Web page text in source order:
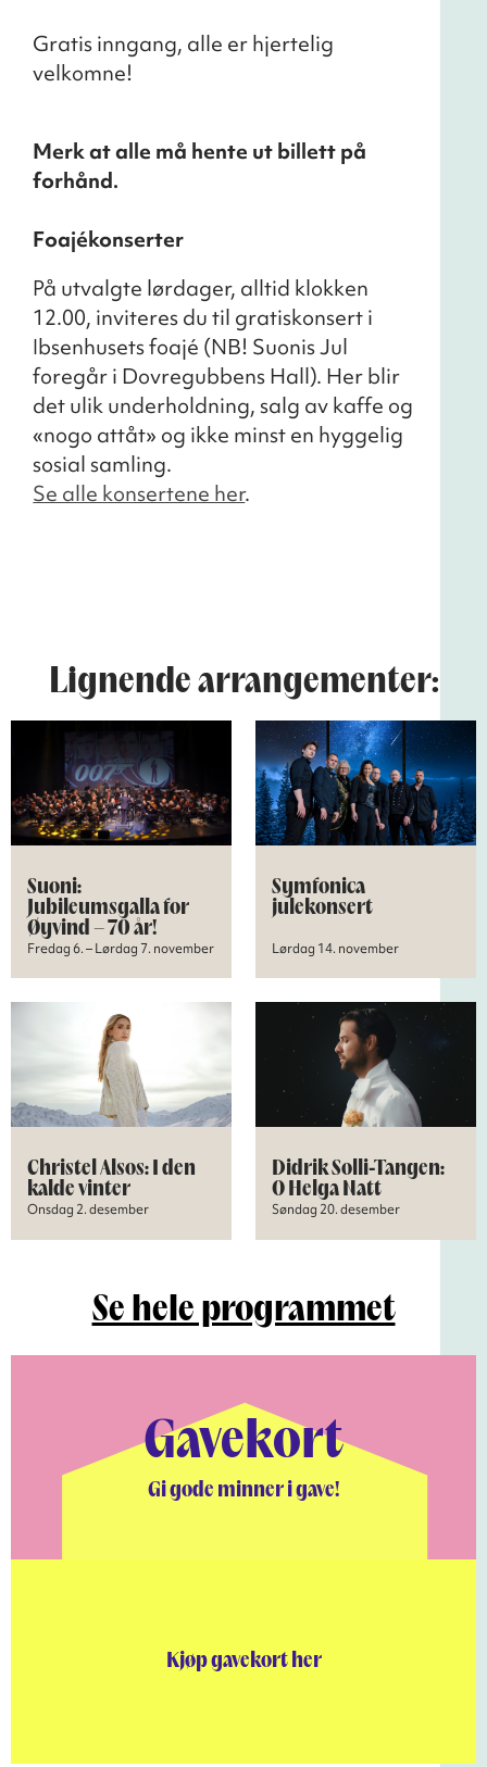
Gratis inngang, alle er hjertelig
velkomne!
Merk at alle må hente ut billett på
forhånd.
Foajékonserter
På utvalgte lørdager, alltid klokken
12.00, inviteres du til gratiskonsert i
Ibsenhusets foajé (NB! Suonis Jul
foregår i Dovregubbens Hall). Her blir
det ulik underholdning, salg av kaffe og
«nogo attåt» og ikke minst en hyggelig
sosial samling.
Se alle konsertene her.
Lignende arrangementer:
Suoni:
Jubileumsgalla for
Øyvind – 70 år!
Fredag 6. – Lørdag 7. november
Symfonica
julekonsert
Lørdag 14. november
Christel Alsos: I den
kalde vinter
Onsdag 2. desember
Didrik Solli-Tangen:
O Helga Natt
Søndag 20. desember
Se hele programmet
Gavekort
Gi gode minner i gave!
Kjøp gavekort her